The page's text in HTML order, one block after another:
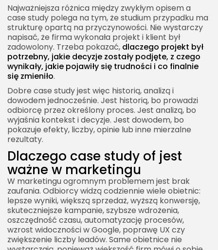
Najważniejsza różnica między zwykłym opisem a
case study polega na tym, że studium przypadku ma
strukturę opartą na przyczynowości. Nie wystarczy
napisać, że firma wykonała projekt i klient był
zadowolony. Trzeba pokazać, dlaczego projekt był
potrzebny, jakie decyzje zostały podjęte, z czego
wynikały, jakie pojawiły się trudności i co finalnie
się zmieniło.
Dobre case study jest więc historią, analizą i
dowodem jednocześnie. Jest historią, bo prowadzi
odbiorcę przez określony proces. Jest analizą, bo
wyjaśnia kontekst i decyzje. Jest dowodem, bo
pokazuje efekty, liczby, opinie lub inne mierzalne
rezultaty.
Dlaczego case study of jest
ważne w marketingu
W marketingu ogromnym problemem jest brak
zaufania. Odbiorcy widzą codziennie wiele obietnic:
lepsze wyniki, większą sprzedaż, wyższą konwersję,
skuteczniejsze kampanie, szybsze wdrożenia,
oszczędność czasu, automatyzację procesów,
wzrost widoczności w Google, poprawę UX czy
zwiększenie liczby leadów. Same obietnice nie
Zacznij od odbiorcy
Pisz konkretnie
Pokazuj decyzje, nie tylko działania
Używaj danych z umiarem
Zachowaj wiarygodny ton
Najczęstsze błędy w case study of
Brak problemu
Brak wyników
Zbyt dużo autopromocji
Zbyt mało kontekstu
Zbyt techniczny język
Jak case study of wpływa na decyzję klienta
Redukcja ryzyka
Ułatwienie porównania dostawców
Budowanie zaufania przed kontaktem